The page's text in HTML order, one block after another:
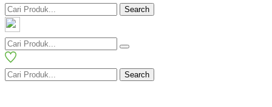
Search
Search